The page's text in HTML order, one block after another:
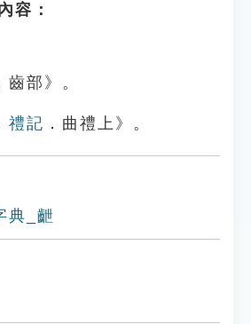
容：
齒部》。
禮記 ．曲禮上》。
典_齛